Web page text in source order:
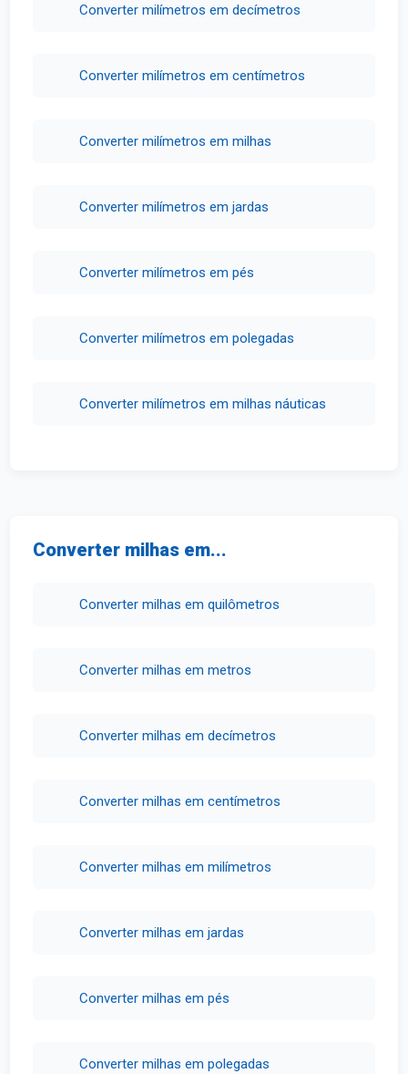
Converter milímetros em decímetros
Converter milímetros em centímetros
Converter milímetros em milhas
Converter milímetros em jardas
Converter milímetros em pés
Converter milímetros em polegadas
Converter milímetros em milhas náuticas
Converter milhas em...
Converter milhas em quilômetros
Converter milhas em metros
Converter milhas em decímetros
Converter milhas em centímetros
Converter milhas em milímetros
Converter milhas em jardas
Converter milhas em pés
Converter milhas em polegadas